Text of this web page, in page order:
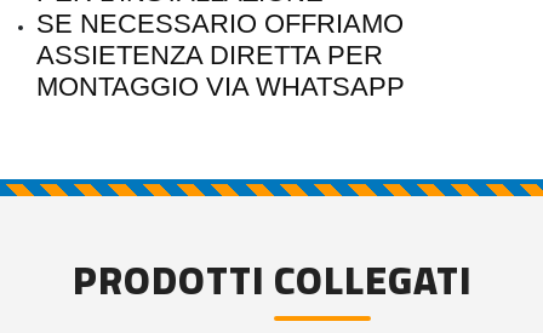
SE NECESSARIO OFFRIAMO
ASSIETENZA DIRETTA PER
MONTAGGIO VIA WHATSAPP
PRODOTTI COLLEGATI